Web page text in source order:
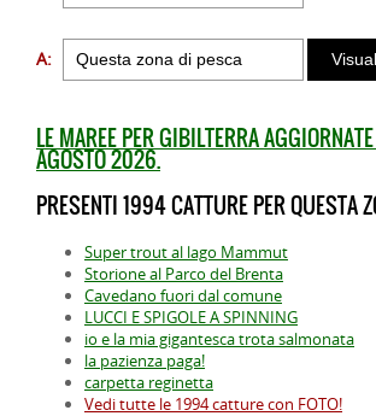
A:
LE MAREE PER GIBILTERRA
AGOSTO 2026.
PRESENTI 1994 CATTURE PER QUESTA
Super trout al lago Mammut
Storione al Parco del Brenta
Cavedano fuori dal comune
LUCCI E SPIGOLE A SPINNING
io e la mia gigantesca trota salmonata
la pazienza paga!
carpetta reginetta
Vedi tutte le 1994 catture con FOTO!